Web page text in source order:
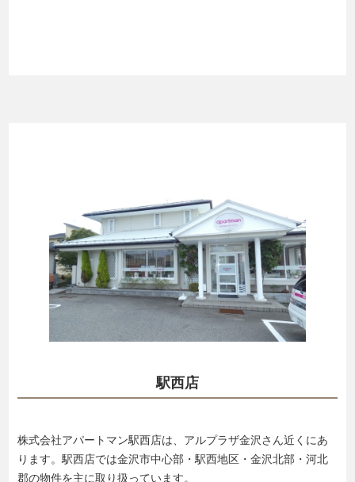
駅西店
株式会社アパートマン駅西店は、アルプラザ金沢さん近くにあ
ります。駅西店では金沢市中心部・駅西地区・金沢北部・河北
郡の物件を主に取り扱っています。